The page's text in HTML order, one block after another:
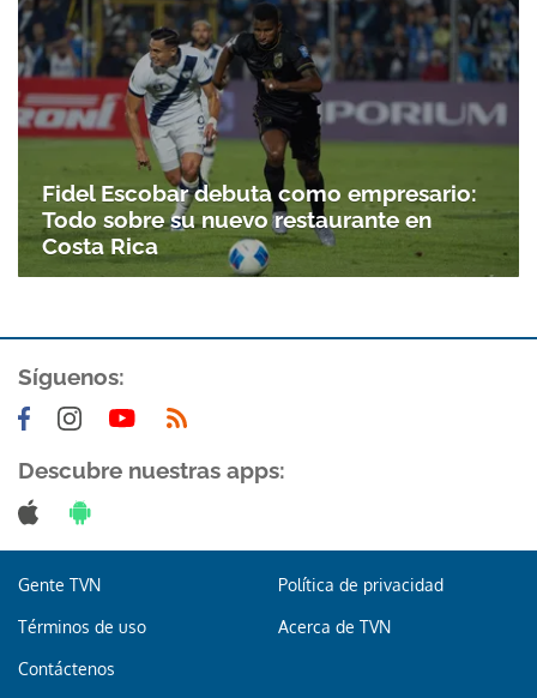
Fidel Escobar debuta como empresario:
Todo sobre su nuevo restaurante en
Costa Rica
Síguenos:
Descubre nuestras apps:
Gente TVN Política de privacidad
Términos de uso Acerca de TVN
Contáctenos